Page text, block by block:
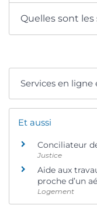
Quelles sont
Services en
Et aussi
Conciliateur
Justice
Aide aux
proche d’un
Logement